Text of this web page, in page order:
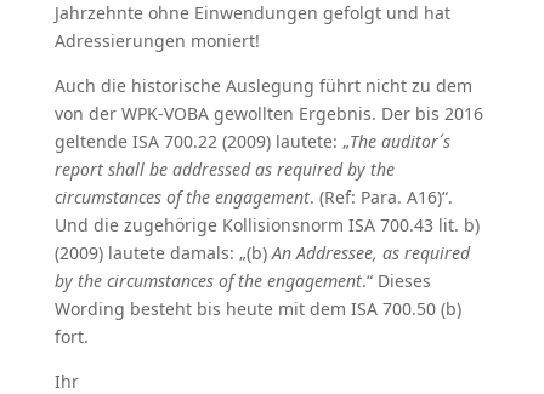
Jahrzehnte ohne Einwendungen gefolgt und hat
Adressierungen moniert!
Auch die historische Auslegung führt nicht zu dem
von der WPK-VOBA gewollten Ergebnis. Der bis 2016
geltende ISA 700.22 (2009) lautete: „The auditor´s
report shall be addressed as required by the
circumstances of the engagement. (Ref: Para. A16)“.
Und die zugehörige Kollisionsnorm ISA 700.43 lit. b)
(2009) lautete damals: „(b)An Addressee, as required
by the circumstances of the engagement.“ Dieses
Wording besteht bis heute mit dem ISA 700.50 (b)
fort.
Ihr